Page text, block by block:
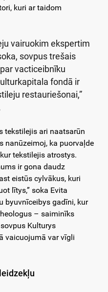
kuri ar taidom
vairuokim ekspertim
sovpus trešais
vacticeibnīku
fondā ir
restauriešonai,”
tekstilejis ari naatsarūn
nanūzeimoj, ka puorvaļde
tekstilejis atrostys.
ir gona daudz
eistūs cylvākus, kuri
lītys,” soka Evita
byuvnīceibys gadīni, kur
– saiminīks
Kulturys
vaicuojumā var vīgli